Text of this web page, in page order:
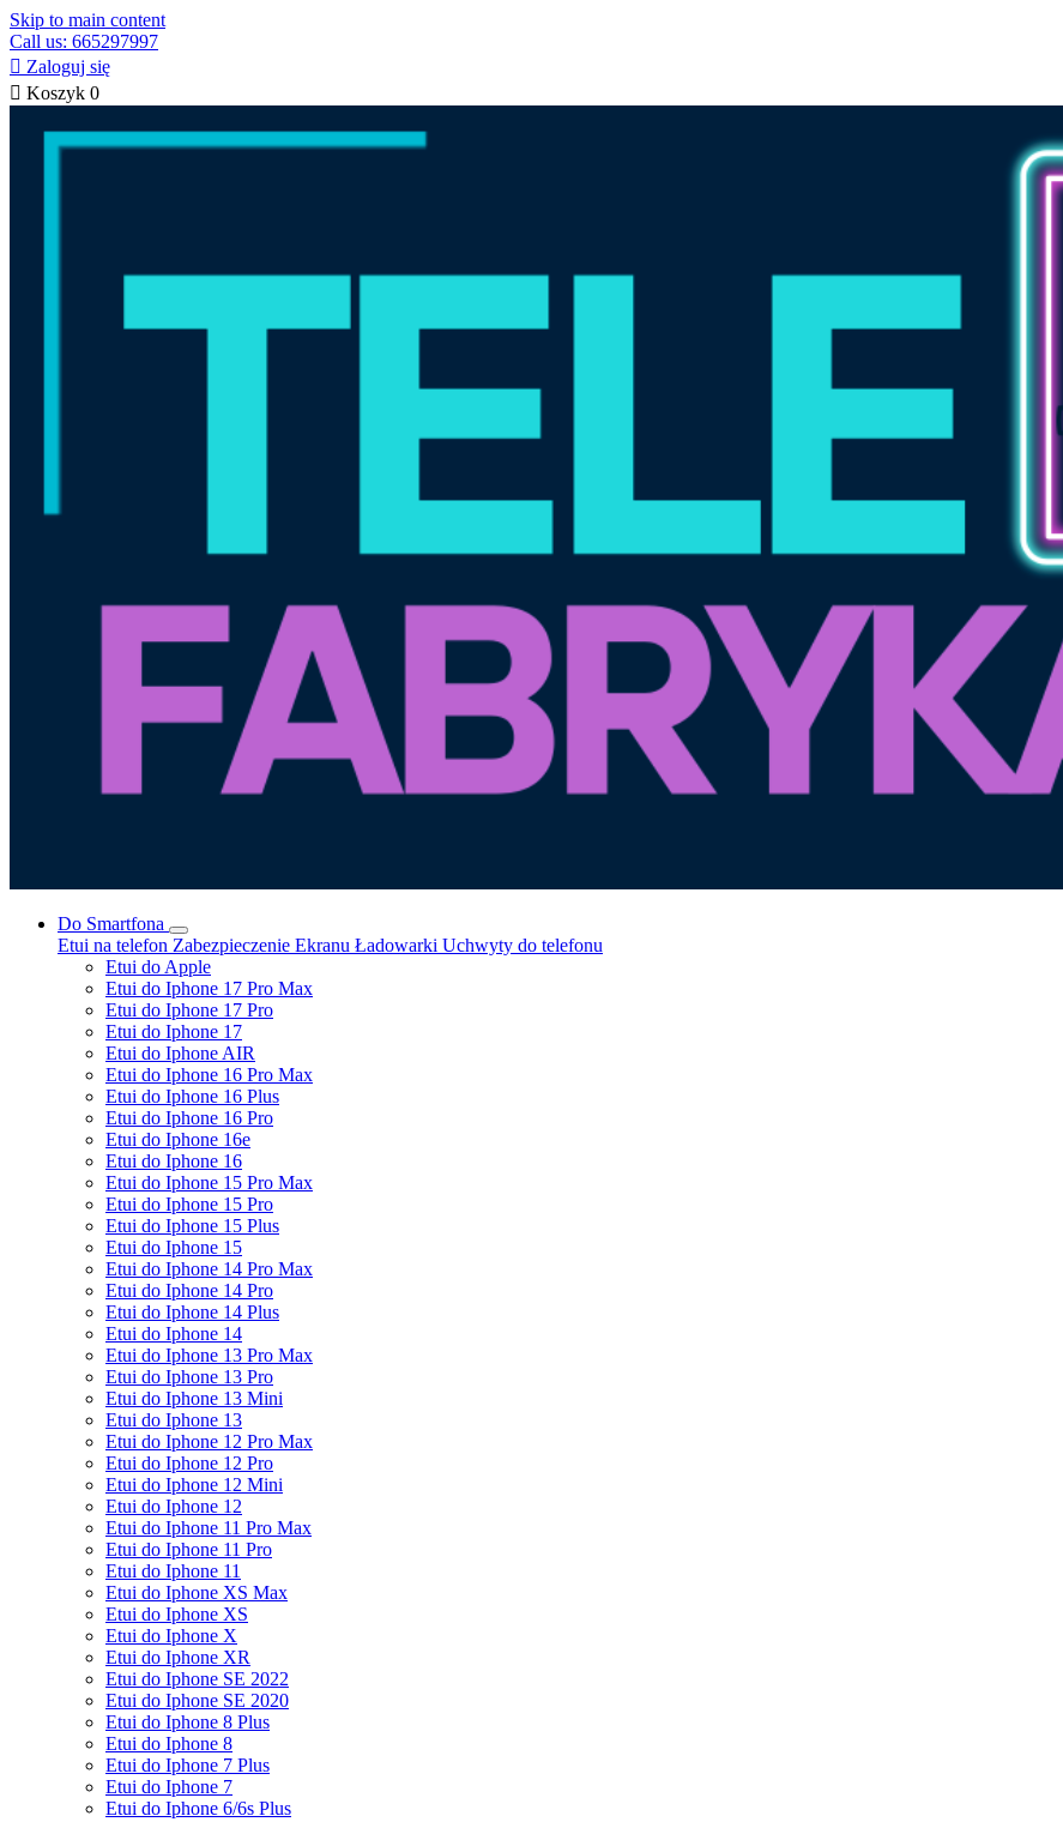
Skip to main content
Call us: 665297997
 Zaloguj się
 Koszyk 0
Do Smartfona
Etui na telefon Zabezpieczenie Ekranu Ładowarki Uchwyty do telefonu
Etui do Apple
Etui do Iphone 17 Pro Max
Etui do Iphone 17 Pro
Etui do Iphone 17
Etui do Iphone AIR
Etui do Iphone 16 Pro Max
Etui do Iphone 16 Plus
Etui do Iphone 16 Pro
Etui do Iphone 16e
Etui do Iphone 16
Etui do Iphone 15 Pro Max
Etui do Iphone 15 Pro
Etui do Iphone 15 Plus
Etui do Iphone 15
Etui do Iphone 14 Pro Max
Etui do Iphone 14 Pro
Etui do Iphone 14 Plus
Etui do Iphone 14
Etui do Iphone 13 Pro Max
Etui do Iphone 13 Pro
Etui do Iphone 13 Mini
Etui do Iphone 13
Etui do Iphone 12 Pro Max
Etui do Iphone 12 Pro
Etui do Iphone 12 Mini
Etui do Iphone 12
Etui do Iphone 11 Pro Max
Etui do Iphone 11 Pro
Etui do Iphone 11
Etui do Iphone XS Max
Etui do Iphone XS
Etui do Iphone X
Etui do Iphone XR
Etui do Iphone SE 2022
Etui do Iphone SE 2020
Etui do Iphone 8 Plus
Etui do Iphone 8
Etui do Iphone 7 Plus
Etui do Iphone 7
Etui do Iphone 6/6s Plus